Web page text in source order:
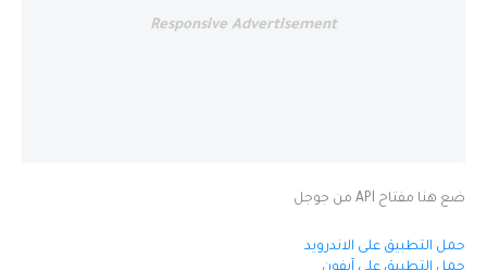
Responsive Advertisement
ضع هنا مفتاح API من جوجل
حمل التطبيق على الاندرويد